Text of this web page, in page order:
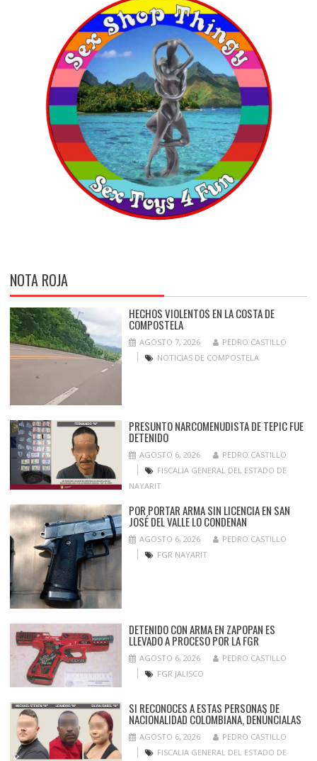
NOTA ROJA
HECHOS VIOLENTOS EN LA COSTA DE
COMPOSTELA
AGOSTO 7, 2026
PEDRO CASTILLO
NOTICIAS DE COMPOSTELA
PRESUNTO NARCOMENUDISTA DE TEPIC FUE
DETENIDO
AGOSTO 6, 2026
PEDRO CASTILLO
FISCALIA GENERAL DEL ESTADO DE
NAYARIT
POR PORTAR ARMA SIN LICENCIA EN SAN
JOSÉ DEL VALLE LO CONDENAN
AGOSTO 6, 2026
PEDRO CASTILLO
FGR NAYARIT
DETENIDO CON ARMA EN ZAPOPAN ES
LLEVADO A PROCESO POR LA FGR
AGOSTO 6, 2026
PEDRO CASTILLO
FGR JALISCO
SI RECONOCES A ESTAS PERSONAS DE
NACIONALIDAD COLOMBIANA, DENÚNCIALAS
AGOSTO 6, 2026
PEDRO CASTILLO
FISCALIA GENERAL DEL ESTADO DE